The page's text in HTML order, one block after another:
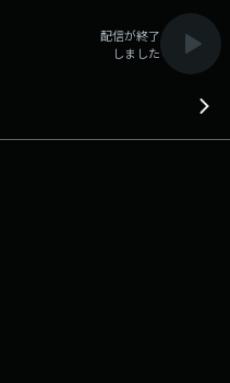
ト」というスポットライトを当
TOKYO CROSSING 世界の
Quish FISH & TIPS “魚介
CARPENTER 09:06 TO THE SKY
BUTAJI FEAT.アイナ ジ エンド
BEST DAY(TAYLOR'S
VAUNDY 11:23 テネシー・ワル
配信が終了
しました